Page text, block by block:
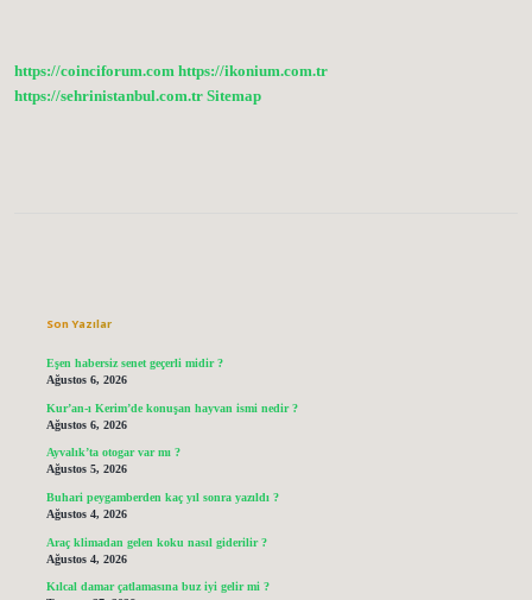
Uygun
https://coinciforum.com https://ikonium.com.tr
https://sehrinistanbul.com.tr Sitemap
Son Yazılar
Eşen habersiz senet geçerli midir ?
Ağustos 6, 2026
Kur’an-ı Kerim’de konuşan hayvan ismi nedir ?
Ağustos 6, 2026
Ayvalık’ta otogar var mı ?
Ağustos 5, 2026
Buhari peygamberden kaç yıl sonra yazıldı ?
Ağustos 4, 2026
Araç klimadan gelen koku nasıl giderilir ?
Ağustos 4, 2026
Kılcal damar çatlamasına buz iyi gelir mi ?